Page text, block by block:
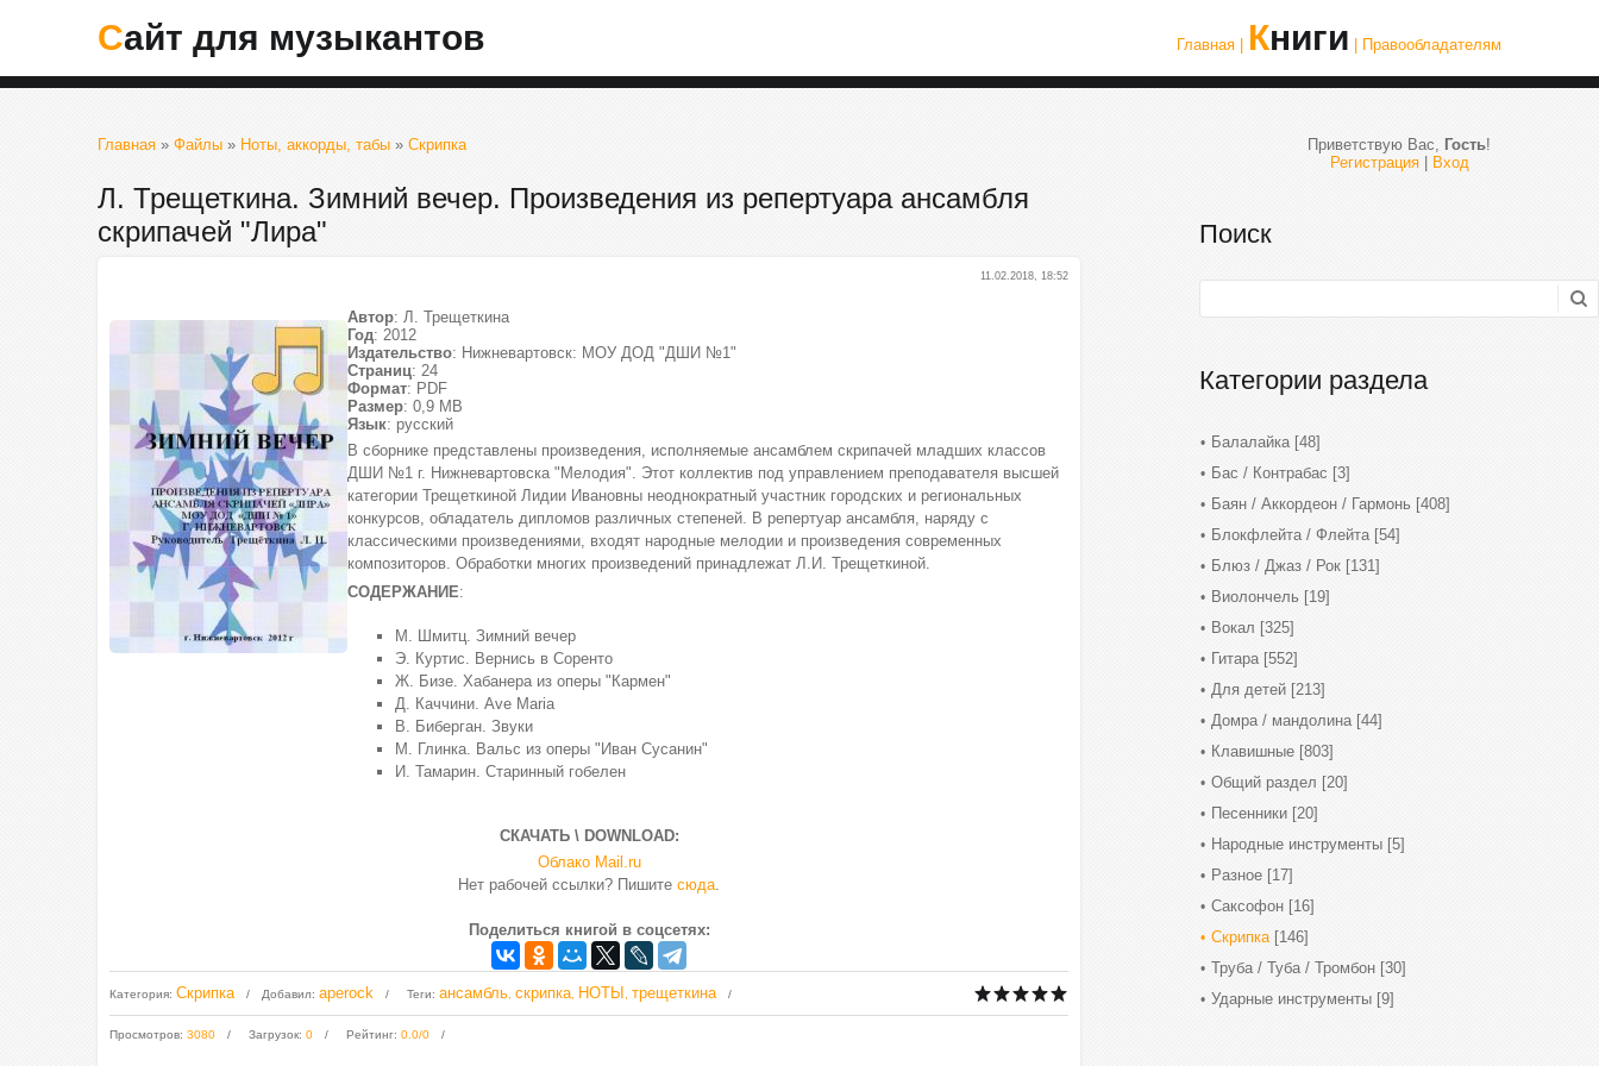
Сайт для музыкантов Главная | Книги | Правообладателям
Главная » Файлы » Ноты, аккорды, табы » Скрипка
Л. Трещеткина. Зимний вечер. Произведения из репертуара ансамбля
скрипачей "Лира"
11.02.2018, 18:52
Автор: Л. Трещеткина
Год: 2012
Издательство: Нижневартовск: МОУ ДОД "ДШИ №1"
Страниц: 24
Формат: PDF
Размер: 0,9 МВ
Язык: русский
В сборнике представлены произведения, исполняемые ансамблем скрипачей младших классов
ДШИ №1 г. Нижневартовска "Мелодия". Этот коллектив под управлением преподавателя высшей
категории Трещеткиной Лидии Ивановны неоднократный участник городских и региональных
конкурсов, обладатель дипломов различных степеней. В репертуар ансамбля, наряду с
классическими произведениями, входят народные мелодии и произведения современных
композиторов. Обработки многих произведений принадлежат Л.И. Трещеткиной.
СОДЕРЖАНИЕ:
М. Шмитц. Зимний вечер
Э. Куртис. Вернись в Соренто
Ж. Бизе. Хабанера из оперы "Кармен"
Д. Каччини. Ave Maria
В. Биберган. Звуки
М. Глинка. Вальс из оперы "Иван Сусанин"
И. Тамарин. Старинный гобелен
СКАЧАТЬ \ DOWNLOAD:
Облако Mail.ru
Нет рабочей ссылки? Пишите сюда.
Поделиться книгой в соцсетях:
Категория: Скрипка Добавил: aperock Теги: ансамбль скрипка НОТЫ трещеткина
Просмотров: 3080 Загрузок: 0 Рейтинг: 0.0/0
Приветствую Вас, Гость!
Регистрация| Вход
Поиск
Категории раздела
Балалайка [48]
Бас / Контрабас [3]
Баян / Аккордеон / Гармонь [408]
Блокфлейта / Флейта [54]
Блюз / Джаз / Рок [131]
Виолончель [19]
Вокал [325]
Гитара [552]
Для детей [213]
Домра / мандолина [44]
Клавишные [803]
Общий раздел [20]
Песенники [20]
Народные инструменты [5]
Разное [17]
Саксофон [16]
Скрипка [146]
Труба / Туба / Тромбон [30]
Ударные инструменты [9]